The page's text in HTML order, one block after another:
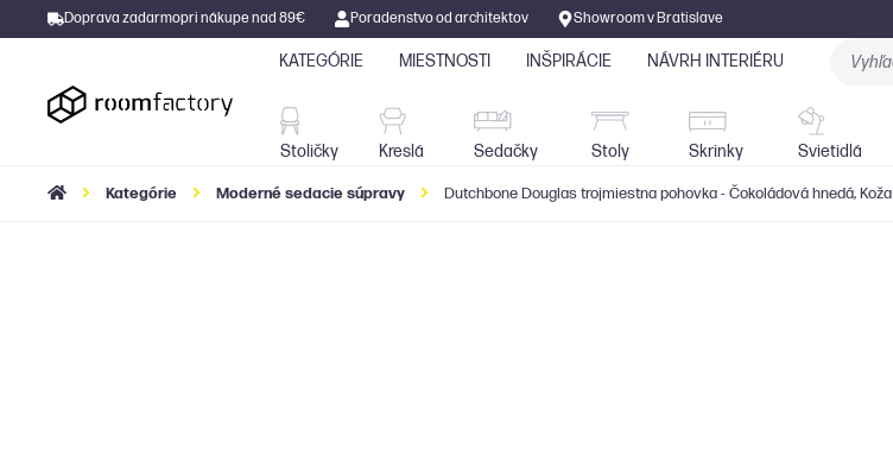
Doprava zadarmopri nákupe nad 89€ Poradenstvo od architektov Showroom v Bratislave
KATEGÓRIE
Kreslá Sedačky
MIESTNOSTI INŠPIRÁCIE NÁVRH INTERIÉRU
Stoličky Kreslá Sedačky Stoly Skrinky Svietidlá
Kategórie Moderné sedacie súpravy Dutchbone Douglas trojmiestna pohovka - Čokoládová hnedá, Koža